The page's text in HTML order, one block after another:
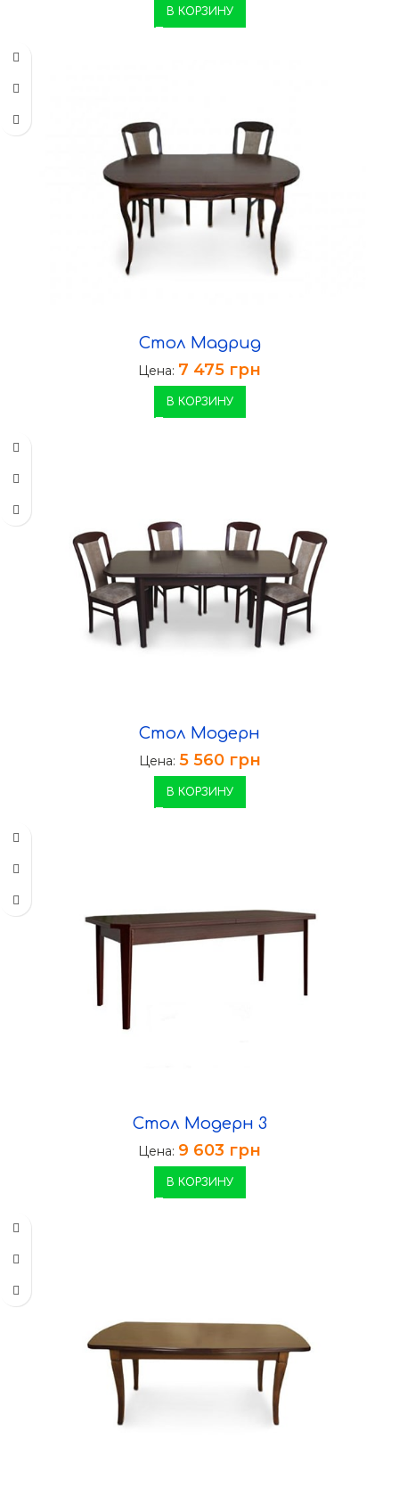
В КОРЗИНУ
Стол Мадрид
Цена: 7 475 грн
В КОРЗИНУ
Стол Модерн
Цена: 5 560 грн
В КОРЗИНУ
Стол Модерн 3
Цена: 9 603 грн
В КОРЗИНУ